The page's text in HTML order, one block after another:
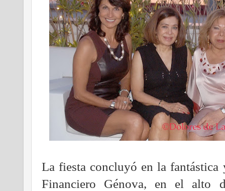
La fiesta concluyó en la
Financiero Génova, en el alto